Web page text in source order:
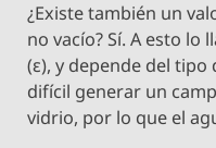
¿Existe también un
no vacío? Sí. A esto
(ε), y depende del
difícil generar un
vidrio, por lo que el